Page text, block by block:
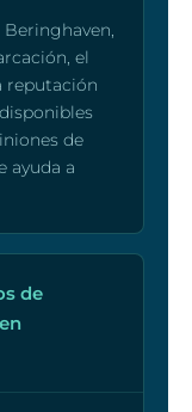
el
reputación
de
ayuda a
de